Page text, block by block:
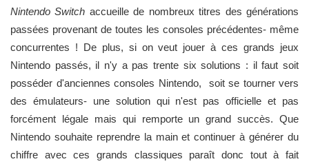
Nintendo Switch accueille de nombreux titres des générations
passées provenant de toutes les consoles précédentes- même
concurrentes ! De plus, si on veut jouer à ces grands jeux
Nintendo passés, il n'y a pas trente six solutions : il faut soit
posséder d'anciennes consoles Nintendo, soit se tourner vers
des émulateurs- une solution qui n'est pas officielle et pas
forcément légale mais qui remporte un grand succès. Que
Nintendo souhaite reprendre la main et continuer à générer du
chiffre avec ces grands classiques paraît donc tout à fait